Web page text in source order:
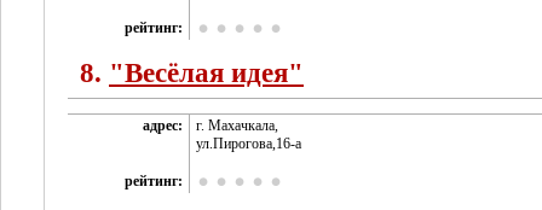
рейтинг:
8. "Весёлая идея"
адрес:
г. Махачкала,
ул.Пирогова,16-а
рейтинг: